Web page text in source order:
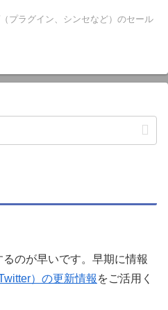
プラグイン、シンセなど）のセール
のが早いです。早期に情報
）の更新情報 をご活用く